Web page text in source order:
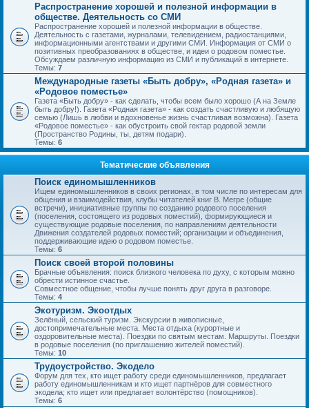
Распространение хорошей и полезной информации в
обществе. Деятельность со СМИ
Распространение хорошей и полезной информации в обществе.
Деятельность с газетами, журналами, телевидением, радиостанциями,
информационными агентствами и другими СМИ. Информация от СМИ о
позитивных преобразованиях в обществе, и идеи о родовом поместье.
Обсуждаем различную информацию из СМИ и публикаций в интернете.
Темы: 7
Международные газеты «Быть добру», «Родная газета» и
«Родовое поместье»
Газета «Быть добру» - как сделать, чтобы всем было хорошо (А на Земле
быть добру!). Газета «Родная газета» - как создать счастливую и любящую
семью (Лишь в любви и вдохновенье жизнь счастливая возможна). Газета
«Родовое поместье» - как обустроить свой гектар родовой земли
(Пространство Родины, ты, детям подари).
Темы: 6
Тематические объявления
Поиск единомышленников
Ищем единомышленников в своих регионах, в том числе по интересам для
общения и взаимодействия, клубы читателей книг В. Мегре (общие
встречи), инициативные группы по созданию родового поселения
(поселения, состоящего из родовых поместий), формирующиеся и
существующие родовые поселения, по направлениям деятельности
Движения создателей родовых поместий; организации и объединения,
поддерживающие идею о родовом поместье.
Темы: 6
Поиск своей второй половины
Брачные объявления: поиск близкого человека по духу, с которым можно
обрести истинное счастье.
Совместное общение, чтобы лучше понять друг друга в разговоре.
Темы: 4
Экотуризм. Экоотдых
Зелёный, сельский туризм. Экскурсии в живописные,
достопримечательные места. Места отдыха (курортные и
оздоровительные места). Поездки по святым местам. Маршруты. Поездки
в родовые поселения (по приглашению жителей поместий).
Темы: 10
Трудоустройство. Экодело
Форум для тех, кто ищет работу среди единомышленников, предлагает
работу единомышленникам и кто ищет партнёров для совместного
экодела; кто ищет или предлагает волонтёрство (помощников).
Темы: 6